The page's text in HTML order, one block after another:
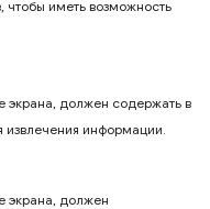
чтобы иметь возможность
экрана, должен содержать в
извлечения информации.
экрана, должен